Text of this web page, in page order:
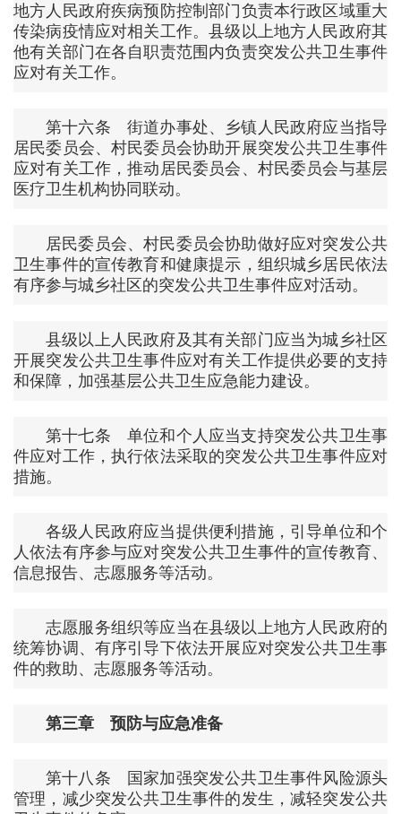
地方人民政府疾病预防控制部门负责本行政区域重大
传染病疫情应对相关工作。县级以上地方人民政府其
他有关部门在各自职责范围内负责突发公共卫生事件
应对有关工作。
第十六条 街道办事处、乡镇人民政府应当指导
居民委员会、村民委员会协助开展突发公共卫生事件
应对有关工作，推动居民委员会、村民委员会与基层
医疗卫生机构协同联动。
居民委员会、村民委员会协助做好应对突发公共
卫生事件的宣传教育和健康提示，组织城乡居民依法
有序参与城乡社区的突发公共卫生事件应对活动。
县级以上人民政府及其有关部门应当为城乡社区
开展突发公共卫生事件应对有关工作提供必要的支持
和保障，加强基层公共卫生应急能力建设。
第十七条 单位和个人应当支持突发公共卫生事
件应对工作，执行依法采取的突发公共卫生事件应对
措施。
各级人民政府应当提供便利措施，引导单位和个
人依法有序参与应对突发公共卫生事件的宣传教育、
信息报告、志愿服务等活动。
志愿服务组织等应当在县级以上地方人民政府的
统筹协调、有序引导下依法开展应对突发公共卫生事
件的救助、志愿服务等活动。
第三章 预防与应急准备
第十八条 国家加强突发公共卫生事件风险源头
管理，减少突发公共卫生事件的发生，减轻突发公共